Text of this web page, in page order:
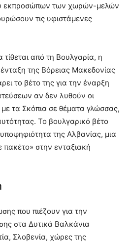
εκπροσώπων των χωρών-μελών
τις υφιστάμενες
από τη Βουλγαρία, η
ένταξη της Βόρειας Μακεδονίας
το βέτο της για την έναρξη
αν δεν λυθούν οι
τα Σκόπια σε θέματα γλώσσας,
Το βουλγαρικό βέτο
της Αλβανίας, μια
πακέτο» στην ενταξιακή
που πιέζουν για την
στα Δυτικά Βαλκάνια
Σλοβενία, χώρες της